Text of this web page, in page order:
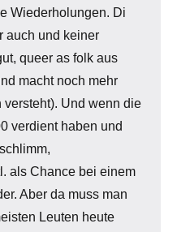
Wiederholungen. Di
auch und keiner
queer as folk aus
macht noch mehr
Und wenn die
verdient haben und
als Chance bei einem
Aber da muss man
Leuten heute